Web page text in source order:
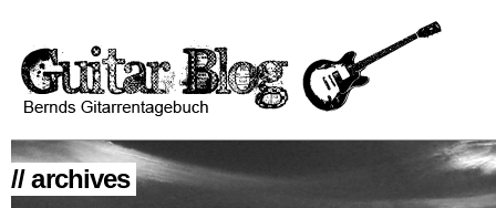
// archives